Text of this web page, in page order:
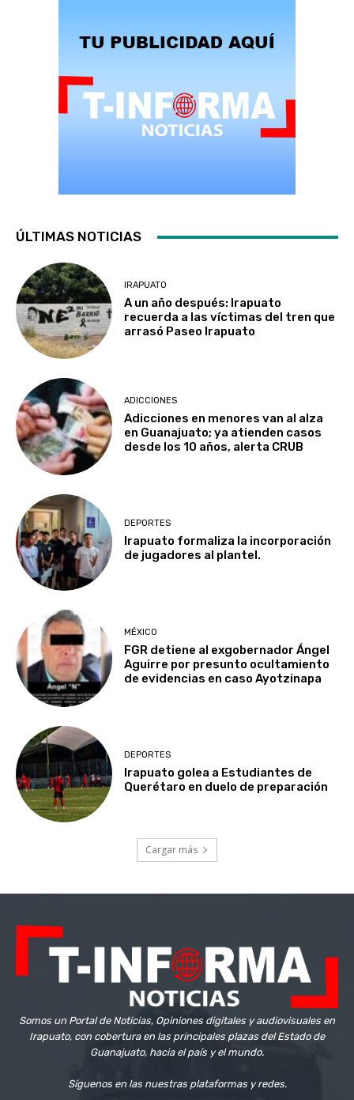
ÚLTIMAS NOTICIAS
IRAPUATO
A un año después: Irapuato
recuerda a las víctimas del tren que
arrasó Paseo Irapuato
ADICCIONES
Adicciones en menores van al alza
en Guanajuato; ya atienden casos
desde los 10 años, alerta CRUB
DEPORTES
Irapuato formaliza la incorporación
de jugadores al plantel.
MÉXICO
FGR detiene al exgobernador Ángel
Aguirre por presunto ocultamiento
de evidencias en caso Ayotzinapa
DEPORTES
Irapuato golea a Estudiantes de
Querétaro en duelo de preparación
Cargar más
Somos un Portal de Noticias, Opiniones digitales y audiovisuales en
Irapuato, con cobertura en las principales plazas del Estado de
Guanajuato, hacia el país y el mundo.
Síguenos en las nuestras plataformas y redes.